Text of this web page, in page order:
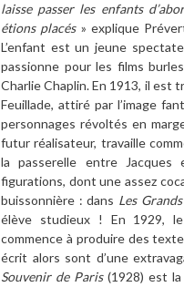
laisse passer les enfants
étions placés» explique
L’enfant est un jeune
passionne pour les films
Charlie Chaplin. En 1913, il est
Feuillade, attiré par l’image
personnages révoltés en
futur réalisateur, travaille
la passerelle entre Jacques
figurations, dont une assez
buissonnière : dans Les Grands
élève studieux ! En 1929,
commence à produire des
écrit alors sont d’une
Souvenir de Paris(1928) est la